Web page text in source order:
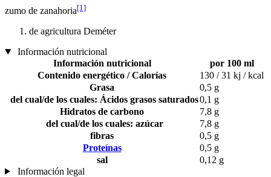
zumo de zanahoria[1]
de agricultura Deméter
Información nutricional
Información nutricional
por 100 ml
Contenido energético / Calorías
130 / 31 kj / kcal
Grasa
0,5 g
del cual/de los cuales: Ácidos grasos saturados0,1 g
Hidratos de carbono
7,8 g
del cual/de los cuales: azúcar
7,8 g
fibras
0,5 g
Proteínas
0,5 g
sal
0,12 g
Información legal